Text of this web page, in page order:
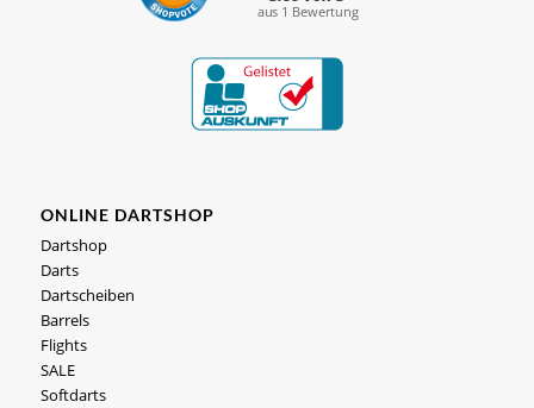
ONLINE DARTSHOP
Dartshop
Darts
Dartscheiben
Barrels
Flights
SALE
Softdarts